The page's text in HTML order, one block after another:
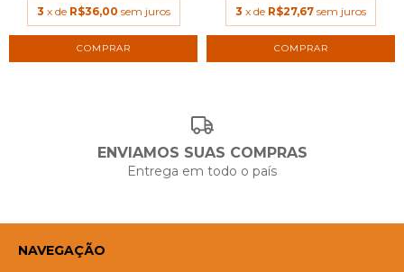
3 x de R$36,00 sem juros 3 x de R$27,67 sem juros
ENVIAMOS SUAS COMPRAS
Entrega em todo o país
NAVEGAÇÃO